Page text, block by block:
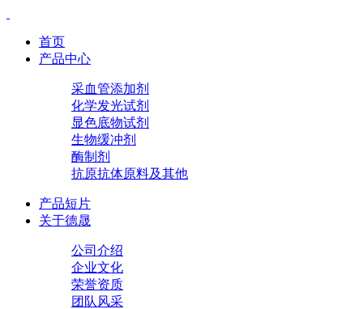
首页
产品中心
采血管添加剂
化学发光试剂
显色底物试剂
生物缓冲剂
酶制剂
抗原抗体原料及其他
产品短片
关于德晟
公司介绍
企业文化
荣誉资质
团队风采